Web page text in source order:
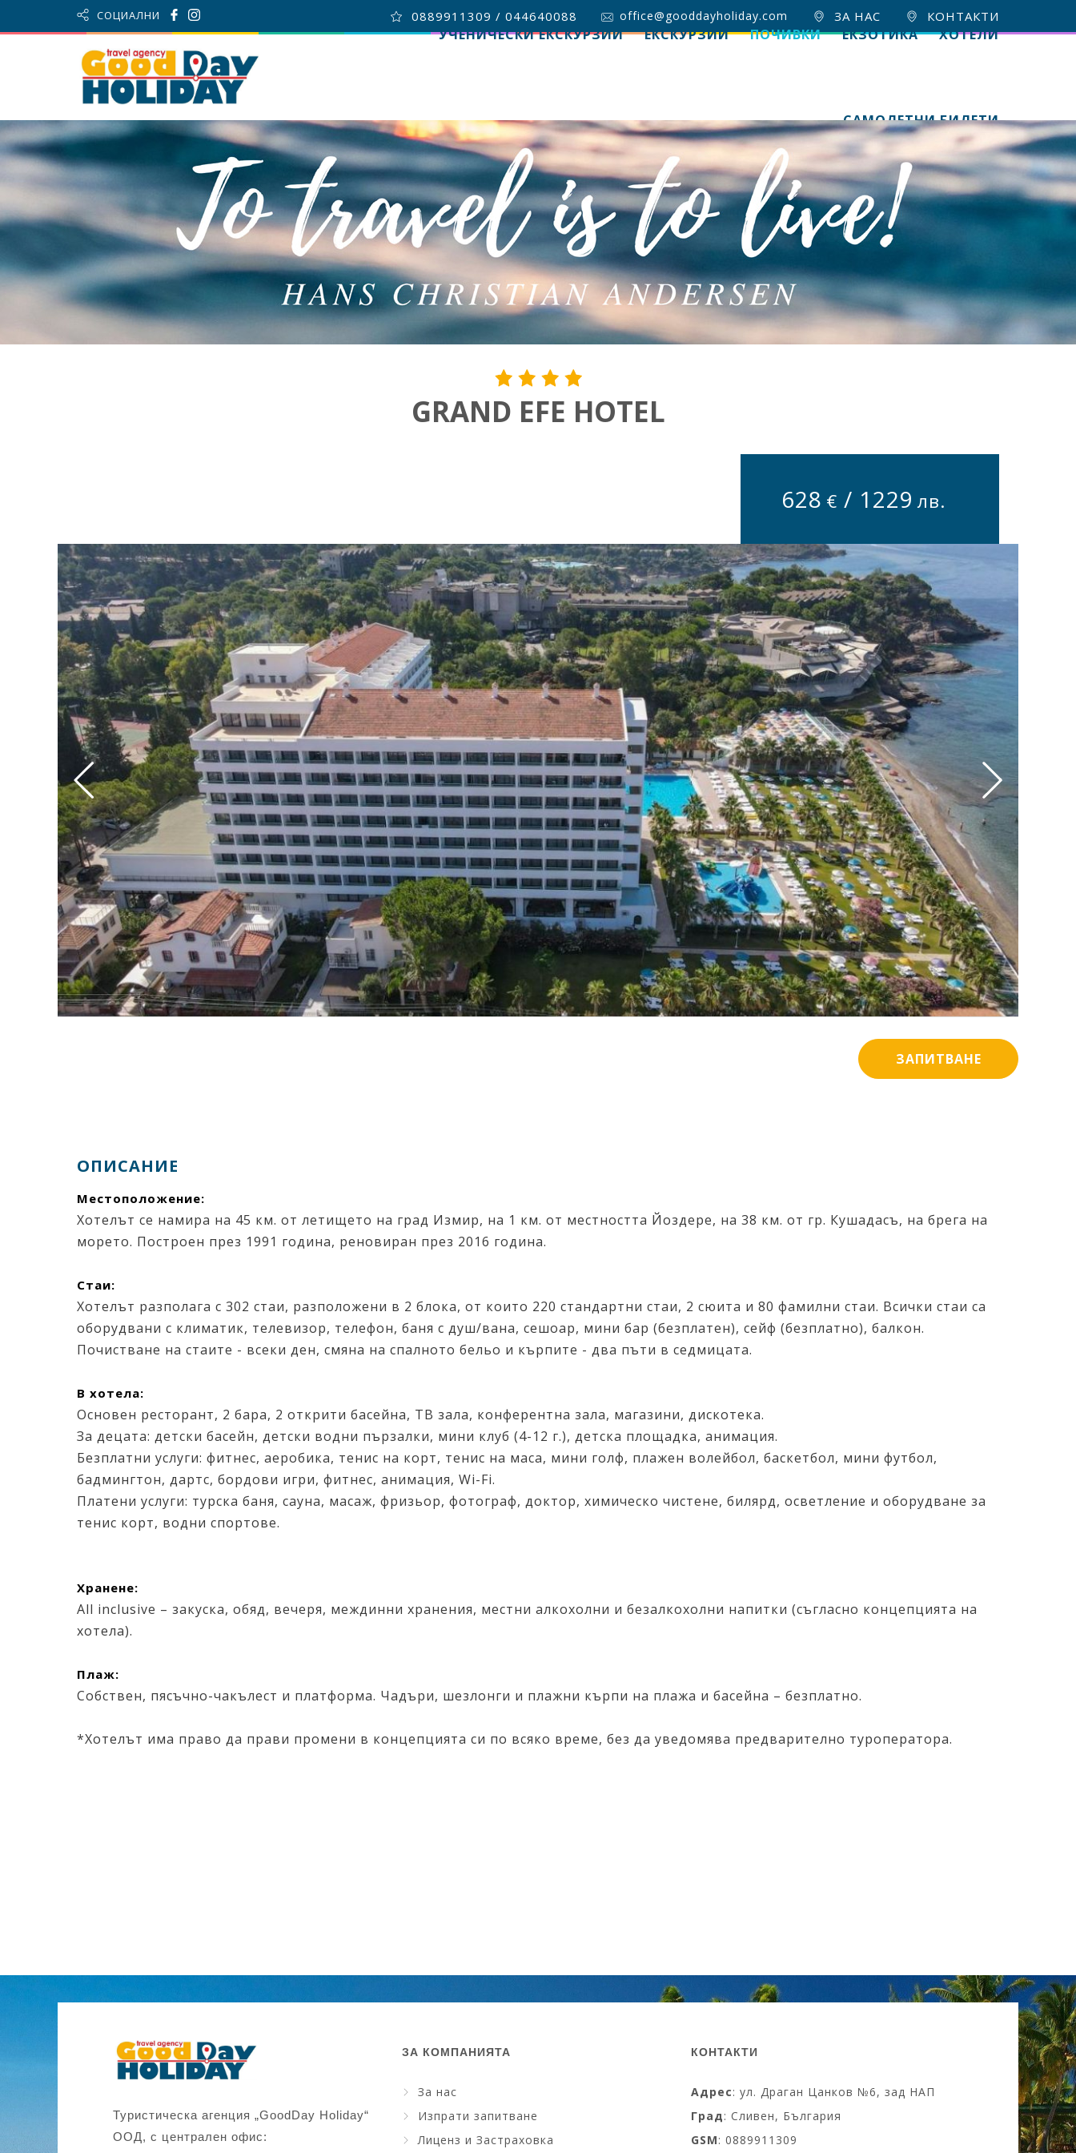
СОЦИАЛНИ 0889911309 / 044640088 office@gooddayholiday.com ЗА НАС КОНТАКТИ
УЧЕНИЧЕСКИ ЕКСКУРЗИИ ЕКСКУРЗИИ ПОЧИВКИ ЕКЗОТИКА ХОТЕЛИ
САМОЛЕТНИ БИЛЕТИ
GRAND EFE HOTEL
628 € / 1229 лв.
ЗАПИТВАНЕ
ОПИСАНИЕ
Местоположение:
Хотелът се намира на 45 км. от летището на град Измир, на 1 км. от местността Йоздере, на 38 км. от гр. Кушадасъ, на брега на
морето. Построен през 1991 година, реновиран през 2016 година.
Стаи:
Хотелът разполага с 302 стаи, разположени в 2 блока, от които 220 стандартни стаи, 2 сюита и 80 фамилни стаи. Всички стаи са
оборудвани с климатик, телевизор, телефон, баня с душ/вана, сешоар, мини бар (безплатен), сейф (безплатно), балкон.
Почистване на стаите - всеки ден, смяна на спалното бельо и кърпите - два пъти в седмицата.
В хотела:
Основен ресторант, 2 бара, 2 открити басейна, TВ зала, конферентна зала, магазини, дискотека.
За децата: детски басейн, детски водни пързалки, мини клуб (4-12 г.), детска площадка, анимация.
Безплатни услуги: фитнес, аеробика, тенис на корт, тенис на маса, мини голф, плажен волейбол, баскетбол, мини футбол,
бадмингтон, дартс, бордови игри, фитнес, анимация, Wi-Fi.
Платени услуги: турска баня, сауна, масаж, фризьор, фотограф, доктор, химическо чистене, билярд, осветление и оборудване за
тенис корт, водни спортове.
Хранене:
All inclusive – закуска, обяд, вечеря, междинни хранения, местни алкохолни и безалкохолни напитки (съгласно концепцията на
хотела).
Плаж:
Собствен, пясъчно-чакълест и платформа. Чадъри, шезлонги и плажни кърпи на плажа и басейна – безплатно.
*Хотелът има право да прави промени в концепцията си по всяко време, без да уведомява предварително туроператора.
Туристическа агенция „GoodDay Holiday“
ООД, с централен офис:
ЗА КОМПАНИЯТА
За нас
Изпрати запитване
Лиценз и Застраховка
КОНТАКТИ
Адрес: ул. Драган Цанков №6, зад НАП
Град: Сливен, България
GSM: 0889911309